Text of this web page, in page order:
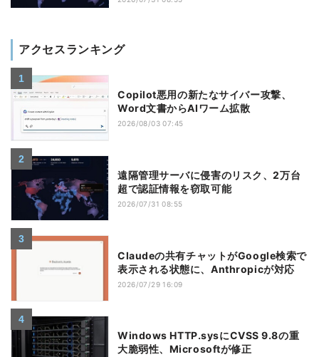
アクセスランキング
Copilot悪用の新たなサイバー攻撃、
Word文書からAIワーム拡散
2026/08/03 07:45
遠隔管理サーバに侵害のリスク、2万台
超で認証情報を窃取可能
2026/07/31 08:55
Claudeの共有チャットがGoogle検索で
表示される状態に、Anthropicが対応
2026/07/29 16:09
Windows HTTP.sysにCVSS 9.8の重
大脆弱性、Microsoftが修正